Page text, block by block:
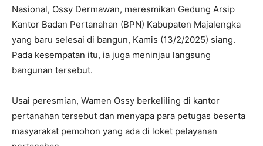
Nasional, Ossy Dermawan, meresmikan Gedung Arsip
Kantor Badan Pertanahan (BPN) Kabupaten Majalengka
yang baru selesai di bangun, Kamis (13/2/2025) siang.
Pada kesempatan itu, ia juga meninjau langsung
bangunan tersebut.
Usai peresmian, Wamen Ossy berkeliling di kantor
pertanahan tersebut dan menyapa para petugas beserta
masyarakat pemohon yang ada di loket pelayanan